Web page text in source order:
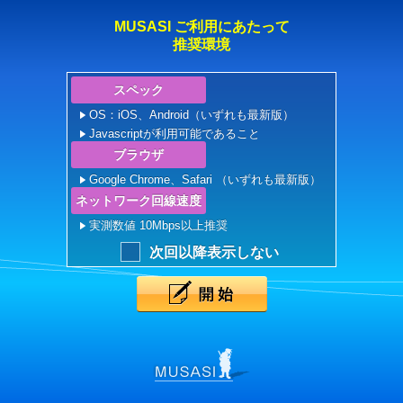
MUSASI ご利用にあたって
推奨環境
スペック
OS：iOS、Android（いずれも最新版）
Javascriptが利用可能であること
ブラウザ
Google Chrome、Safari （いずれも最新版）
ネットワーク回線速度
実測数値 10Mbps以上推奨
次回以降表示しない